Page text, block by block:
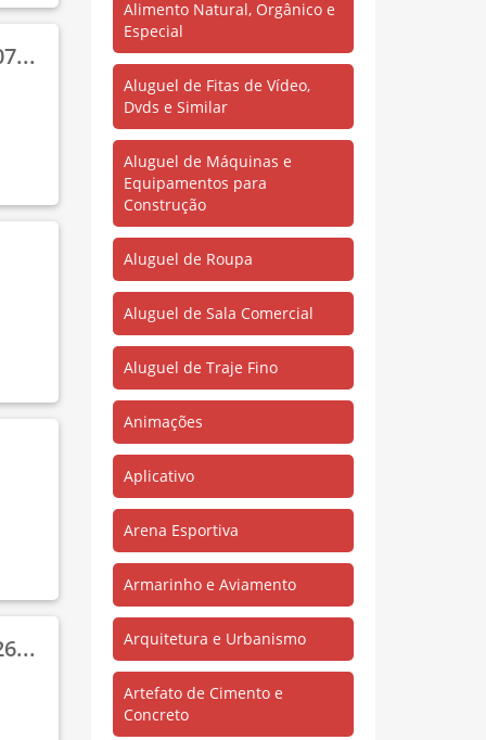
Nova Olinda
(707)
Novo
(4)
Novo Estrela
PA-136
(1)
Pacuquara
Pantanal
Pirapora
(254)
Propira
(1)
Rouxinol
Sales Jardim
(6)
Salgadinho
(23)
Santa Catarina
Santa Helena
(8)
Santa Lídia
(254)
São João Batista
São José
(97)
Saudade I
(294)
Saudade II
Titanlândia
(80)
Tókio
Alimento Natural, Orgânico e
Especial
Aluguel de Fitas de Vídeo,
Dvds e Similar
Aluguel de Máquinas e
Equipamentos para
Construção
Aluguel de Roupa
Aluguel de Sala Comercial
Aluguel de Traje Fino
Animações
Aplicativo
Arena Esportiva
Armarinho e Aviamento
Arquitetura e Urbanismo
Artefato de Cimento e
Concreto